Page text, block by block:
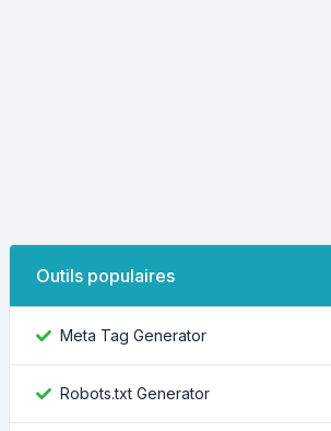
Outils populaires
Meta Tag Generator
Robots.txt Generator